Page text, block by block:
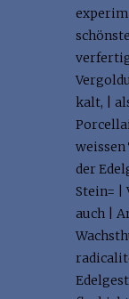
kalt, |
weissen
der
Stein= |
auch |